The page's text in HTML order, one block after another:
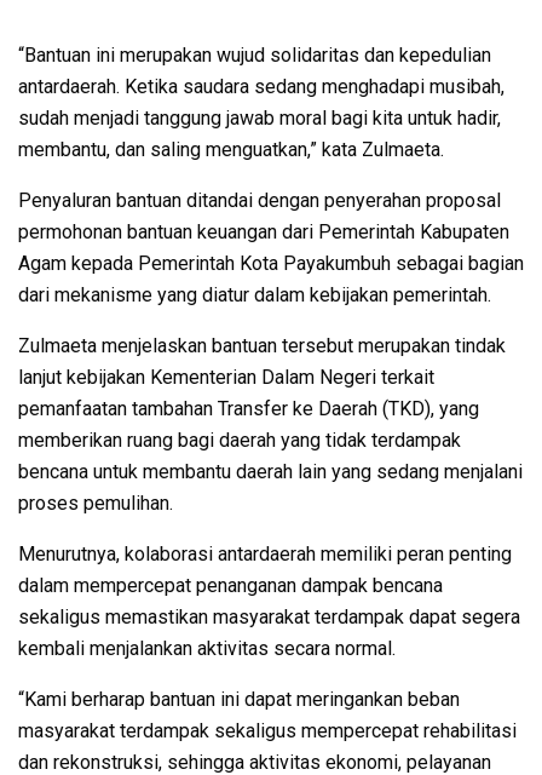
“Bantuan ini merupakan wujud solidaritas dan kepedulian
antardaerah. Ketika saudara sedang menghadapi musibah,
sudah menjadi tanggung jawab moral bagi kita untuk hadir,
membantu, dan saling menguatkan,” kata Zulmaeta.
Penyaluran bantuan ditandai dengan penyerahan proposal
permohonan bantuan keuangan dari Pemerintah Kabupaten
Agam kepada Pemerintah Kota Payakumbuh sebagai bagian
dari mekanisme yang diatur dalam kebijakan pemerintah.
Zulmaeta menjelaskan bantuan tersebut merupakan tindak
lanjut kebijakan Kementerian Dalam Negeri terkait
pemanfaatan tambahan Transfer ke Daerah (TKD), yang
memberikan ruang bagi daerah yang tidak terdampak
bencana untuk membantu daerah lain yang sedang menjalani
proses pemulihan.
Menurutnya, kolaborasi antardaerah memiliki peran penting
dalam mempercepat penanganan dampak bencana
sekaligus memastikan masyarakat terdampak dapat segera
kembali menjalankan aktivitas secara normal.
“Kami berharap bantuan ini dapat meringankan beban
masyarakat terdampak sekaligus mempercepat rehabilitasi
dan rekonstruksi, sehingga aktivitas ekonomi, pelayanan